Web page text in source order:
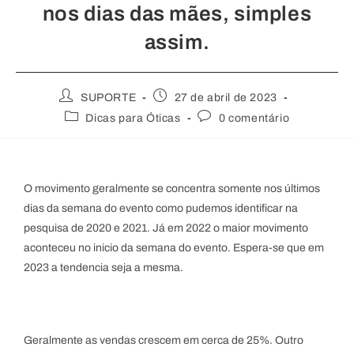
nos dias das mães, simples
assim.
SUPORTE
27 de abril de 2023
Dicas para Óticas
0 comentário
O movimento geralmente se concentra somente nos últimos
dias da semana do evento como pudemos identificar na
pesquisa de 2020 e 2021. Já em 2022 o maior movimento
aconteceu no inicio da semana do evento. Espera-se que em
2023 a tendencia seja a mesma.
Geralmente as vendas crescem em cerca de 25%. Outro